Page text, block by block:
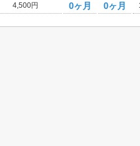
4,500円 0ヶ月 0ヶ月